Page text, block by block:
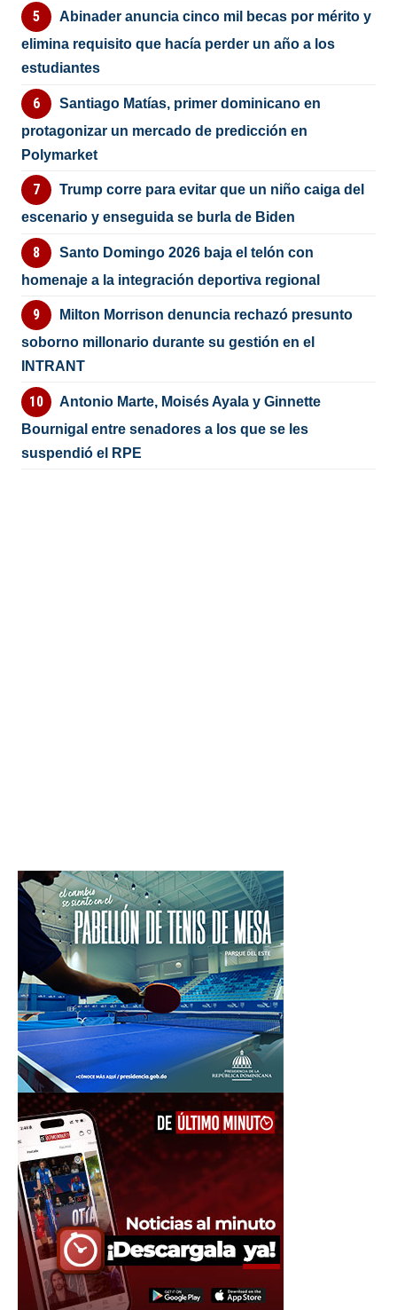
Abinader anuncia cinco mil becas por mérito y
elimina requisito que hacía perder un año a los
estudiantes
Santiago Matías, primer dominicano en
protagonizar un mercado de predicción en
Polymarket
Trump corre para evitar que un niño caiga del
escenario y enseguida se burla de Biden
Santo Domingo 2026 baja el telón con
homenaje a la integración deportiva regional
Milton Morrison denuncia rechazó presunto
soborno millonario durante su gestión en el
INTRANT
Antonio Marte, Moisés Ayala y Ginnette
Bournigal entre senadores a los que se les
suspendió el RPE